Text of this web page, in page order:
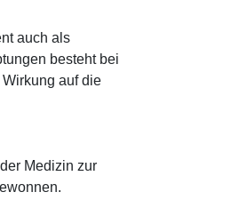
auch als
besteht bei
auf die
Medizin zur